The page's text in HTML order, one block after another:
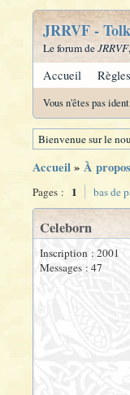
JRRVF -
Le forum deJRRVF
Accueil Règles
Vous n'êtes pas
Bienvenue sur le
Accueil» À
Pages : 1 bas de
Celeborn
Inscription : 2001
Messages : 47